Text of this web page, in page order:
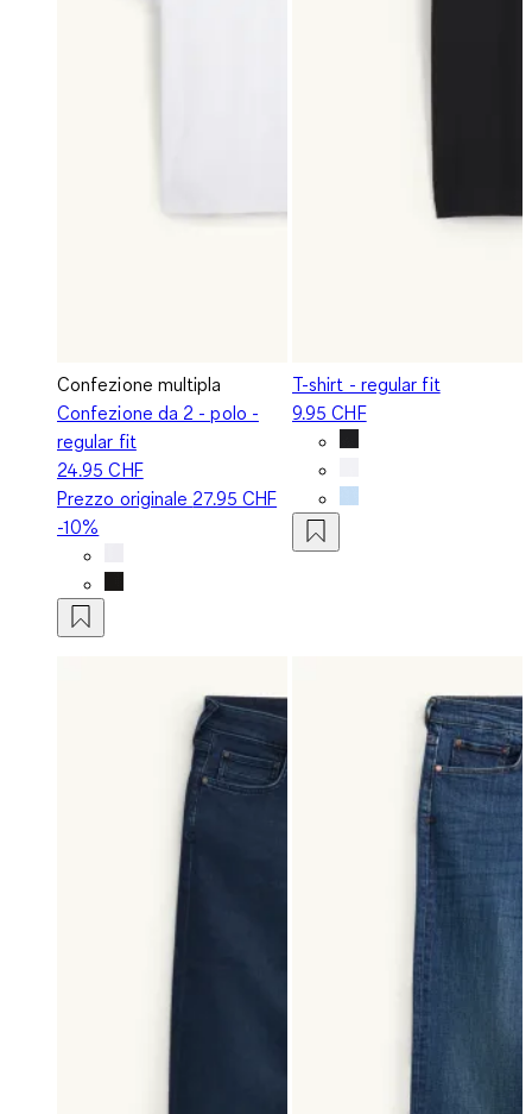
Confezione multipla
Confezione da 2 - polo -
regular fit
24.95 CHF
Prezzo originale 27.95 CHF
-10%
T-shirt - regular fit
9.95 CHF